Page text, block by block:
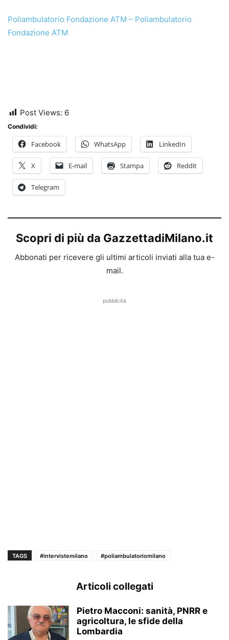
Poliambulatorio Fondazione ATM – Poliambulatorio
Fondazione ATM
Post Views: 6
Condividi:
Facebook WhatsApp LinkedIn
X E-mail Stampa Reddit
Telegram
Scopri di più da GazzettadiMilano.it
Abbonati per ricevere gli ultimi articoli inviati alla tua e-
mail.
pubblicità
TAGS #intervistemilano #poliambulatoriomilano
Articoli collegati
Pietro Macconi: sanità, PNRR e
agricoltura, le sfide della
Lombardia